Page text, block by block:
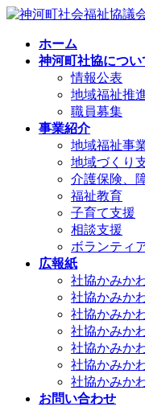
コ
ナ
ホーム
神河町社協につい
情報公表
地域福祉推
職員募集
事業紹介
地域福祉事
地域づくり
介護保険、
福祉教育
子育て支援
相談支援
ボランティ
広報紙
社協かみか
社協かみか
社協かみか
社協かみか
社協かみか
社協かみか
社協かみか
お問い合わせ